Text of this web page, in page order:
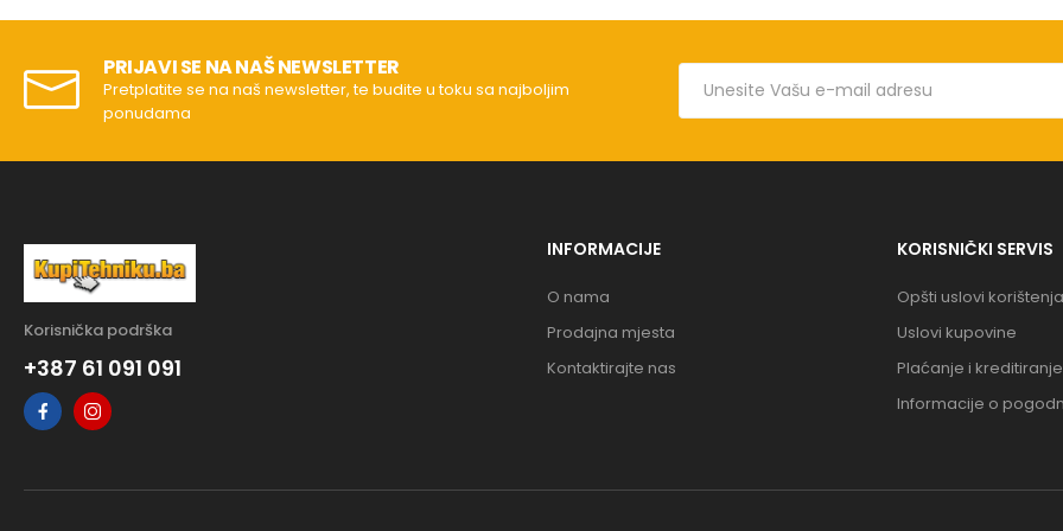
PRIJAVI SE NA NAŠ NEWSLETTER
Pretplatite se na naš newsletter, te budite u toku sa najboljim
ponudama
Korisnička podrška
+387 61 091 091
INFORMACIJE
O nama
Prodajna mjesta
Kontaktirajte nas
KORISNIČKI SERVIS
Opšti uslovi korištenja
Uslovi kupovine
Plaćanje i kreditiranje
Informacije o